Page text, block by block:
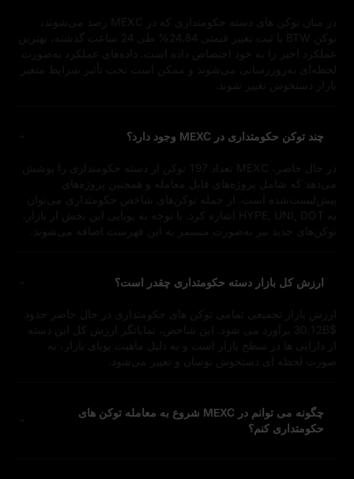
در میان توکن‌ های دسته حکومتداری که در MEXC رصد می‌شوند،
توکن BTW با ثبت تغییر قیمتی 24.84% طی 24 ساعت گذشته، بهترین
عملکرد اخیر را به خود اختصاص داده است. داده‌های عملکرد به‌صورت
لحظه‌ای به‌روزرسانی می‌شوند و ممکن است تحت تأثیر شرایط متغیر
بازار دستخوش تغییر شوند.
چند توکن حکومتداری در MEXC وجود دارد؟
در حال حاضر، MEXC تعداد 197 توکن از دسته حکومتداری را پوشش
می‌دهد که شامل پروژه‌های قابل معامله و همچنین پروژه‌های
پیش‌لیست‌شده است. از جمله توکن‌های شاخص حکومتداری می‌توان
به HYPE, UNI, DOT اشاره کرد. با توجه به پویایی این بخش از بازار،
توکن‌های جدید نیز به‌صورت مستمر به این فهرست اضافه می‌شوند.
ارزش کل بازار دسته حکومتداری چقدر است؟
ارزش بازار تجمیعی تمامی توکن‌ های حکومتداری در حال حاضر حدود
$30.12B برآورد می‌ شود. این شاخص، نمایانگر ارزش کل این دسته
از دارایی‌ ها در سطح بازار است و به‌ دلیل ماهیت پویای بازار، به‌
صورت لحظه‌ ای دستخوش نوسان و تغییر می‌شود.
چگونه می‌ توانم در MEXC شروع به معامله توکن‌ های
حکومتداری کنم؟